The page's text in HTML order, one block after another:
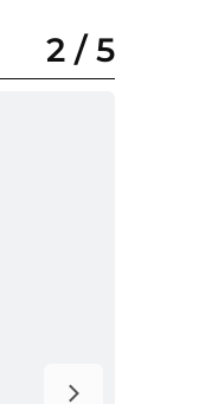
2 / 5